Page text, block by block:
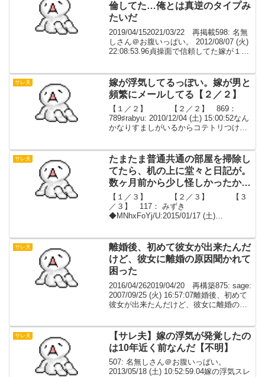
倫してた…俺とは真逆のタイプみ
たいだ
2019/04/152021/03/22 再掲載598: 名無
しさん＠お腹いっぱい。 2012/08/07 (火)
22:08:53.96貞操面で信頼してた嫁が１年
見え...
サレ夫
嫁が浮気してるっぽい。嫁が男と
頻繁にメールしてる【２／２】
【１／２】 【２／２】 869：
789♯rabyu: 2010/12/04 (土) 15:00:52なん
かなりすましがいるからコテトリつけさ
たら嫁は最初「そっか、...
サレ夫
たまたま普通共通の部屋を掃除し
てたら、机の上に堂々と日記が。
数ヶ月前から少し怪しかったか
ら、中身を見たら、もう真っ黒
【２／３】
【１／３】 【２／３】 【３
／３】 117： みずき
◆MNhxFoYj/U:2015/01/17 (土)
きそうだが、うー、もう少し待った方が
い...
サレ夫
離婚後、初めて彼女が出来たんだ
けど、彼女に離婚の原因聞かれて
困った
2016/04/262019/04/20 再構築875: sage:
2007/09/25 (火) 16:57:07離婚後、初めて
彼女が出来たんだけど、彼女に離婚の原
辛...
サレ夫
【サレ夫】嫁の浮気が発覚したの
は10年近く前なんだ【不明】
507: 名無しさん＠お腹いっぱい。
2013/05/18 (土) 10:52:59.04嫁の浮気スレ